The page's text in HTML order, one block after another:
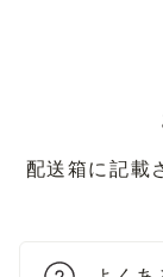
配送箱に記載